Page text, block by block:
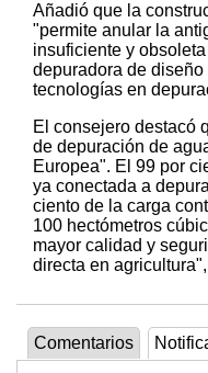
Añadió que la
"permite anular la
insuficiente y
depuradora de
tecnologías en
El consejero destacó
de depuración de
Europea". El 99 por
ya conectada a
ciento de la carga
100 hectómetros
mayor calidad y
directa en
Comentarios